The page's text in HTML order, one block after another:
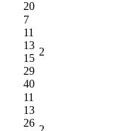
20
7
11
13
15
29
40
2
11
13
26